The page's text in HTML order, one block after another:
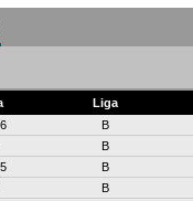
Liga
B
B
B
B